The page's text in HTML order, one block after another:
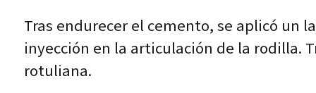
Tras endurecer el cemento, se aplicó un
inyección en la articulación de la rodilla.
rotuliana.